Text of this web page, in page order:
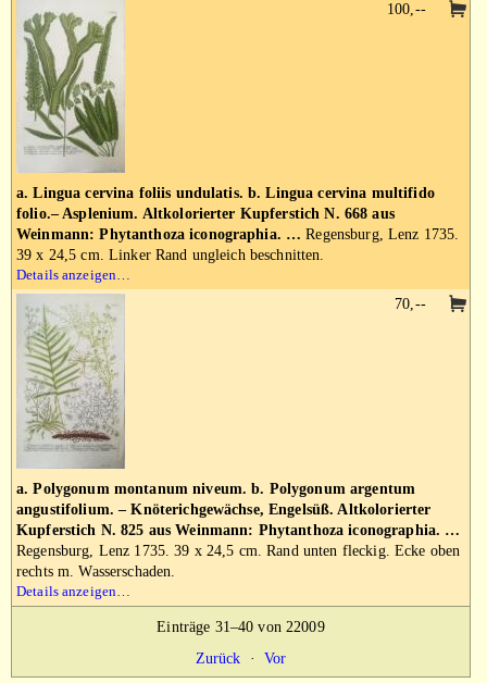
a. Lingua cervina foliis undulatis. b. Lingua cervina multifido
folio.– Asplenium. Altkolorierter Kupferstich N. 668 aus
Weinmann: Phytanthoza iconographia. … Regensburg, Lenz 1735.
39 x 24,5 cm. Linker Rand ungleich beschnitten.
Details anzeigen…
100,--
a. Polygonum montanum niveum. b. Polygonum argentum
angustifolium. – Knöterichgewächse, Engelsüß. Altkolorierter
Kupferstich N. 825 aus Weinmann: Phytanthoza iconographia. …
Regensburg, Lenz 1735. 39 x 24,5 cm. Rand unten fleckig. Ecke oben
rechts m. Wasserschaden.
Details anzeigen…
70,--
Einträge 31–40 von 22009
Zurück
· Vor